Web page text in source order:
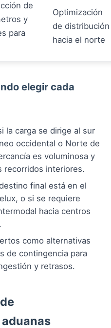
de
y
para
Optimización
de distribución
hacia el norte
elegir cada
la carga se dirige al sur
occidental o Norte de
es voluminosa y
recorridos interiores.
final está en el
o si se requiere
hacia centros
como alternativas
de contingencia para
y retrasos.